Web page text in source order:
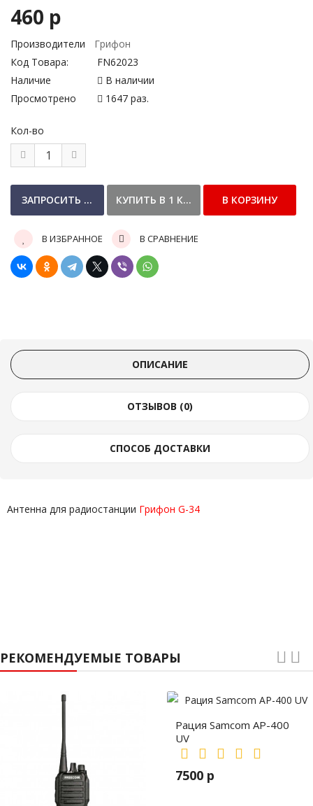
460 р
Производители
Грифон
Код Товара:
FN62023
Наличие
В наличии
Просмотрено
1647 раз.
Кол-во
В ИЗБРАННОЕ В СРАВНЕНИЕ
ОПИСАНИЕ
ОТЗЫВОВ (0)
СПОСОБ ДОСТАВКИ
Антенна для радиостанции Грифон G-34
РЕКОМЕНДУЕМЫЕ ТОВАРЫ
Рация Samcom AP-400
UV
7500 р